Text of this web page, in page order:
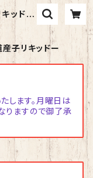
ッドー
子リキッドー
します。月曜日は
りますので御了承